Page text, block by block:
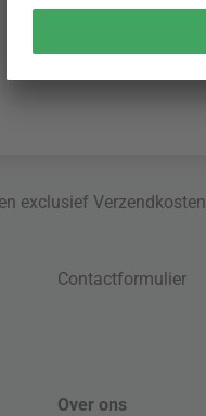
exclusiefVerzendkosten
Contactformulier
Over ons